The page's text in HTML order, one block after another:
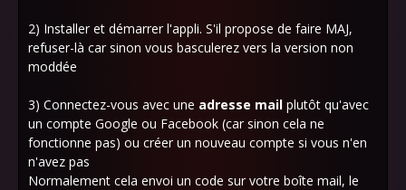
2) Installer et démarrer l'appli. S'il propose de faire MAJ,
refuser-là car sinon vous basculerez vers la version non
moddée
3) Connectez-vous avec une adresse mail plutôt qu'avec
un compte Google ou Facebook (car sinon cela ne
fonctionne pas) ou créer un nouveau compte si vous n'en
n'avez pas
Normalement cela envoi un code sur votre boîte mail, le